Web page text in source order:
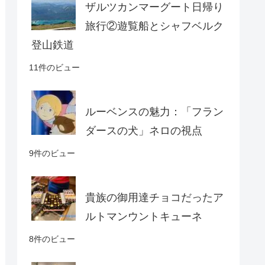
ザルツカンマーグート日帰り
旅行②遊覧船とシャフベルク
登山鉄道
11件のビュー
ルーベンスの魅力：「フラン
ダースの犬」ネロの視点
9件のビュー
貴族の御用達チョコだったア
ルトマンウントキューネ
8件のビュー